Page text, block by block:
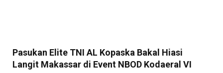
Pasukan Elite TNI AL Kopaska Bakal Hiasi
Langit Makassar di Event NBOD Kodaeral VI